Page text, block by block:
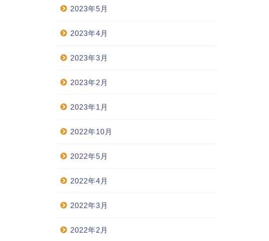
2023年5月
2023年4月
2023年3月
2023年2月
2023年1月
2022年10月
2022年5月
2022年4月
2022年3月
2022年2月